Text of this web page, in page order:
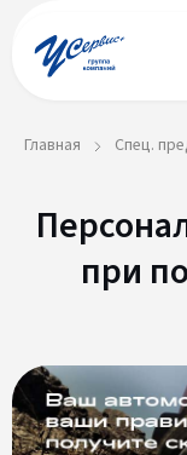
Главная Спец.
при